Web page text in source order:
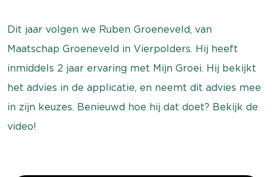
Dit jaar volgen we Ruben Groeneveld, van
Maatschap Groeneveld in Vierpolders. Hij heeft
inmiddels 2 jaar ervaring met Mijn Groei. Hij bekijkt
het advies in de applicatie, en neemt dit advies mee
in zijn keuzes. Benieuwd hoe hij dat doet? Bekijk de
video!